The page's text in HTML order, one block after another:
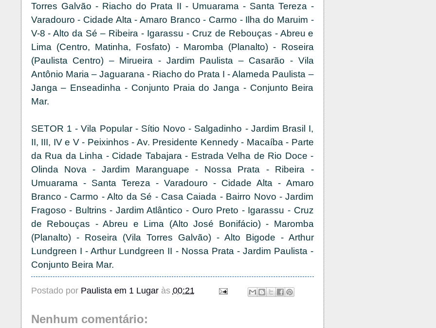
Torres Galvão - Riacho do Prata II - Umuarama - Santa Tereza -
Varadouro - Cidade Alta - Amaro Branco - Carmo - Ilha do Maruim -
V-8 - Alto da Sé – Ribeira - Igarassu - Cruz de Rebouças - Abreu e
Lima (Centro, Matinha, Fosfato) - Maromba (Planalto) - Roseira
(Paulista Centro) – Mirueira - Jardim Paulista – Casarão - Vila
Antônio Maria – Jaguarana - Riacho do Prata I - Alameda Paulista –
Janga – Enseadinha - Conjunto Praia do Janga - Conjunto Beira
Mar.
SETOR 1 - Vila Popular - Sítio Novo - Salgadinho - Jardim Brasil I,
II, III, IV e V - Peixinhos - Av. Presidente Kennedy - Macaíba - Parte
da Rua da Linha - Cidade Tabajara - Estrada Velha de Rio Doce -
Olinda Nova - Jardim Maranguape - Nossa Prata - Ribeira -
Umuarama - Santa Tereza - Varadouro - Cidade Alta - Amaro
Branco - Carmo - Alto da Sé - Casa Caiada - Bairro Novo - Jardim
Fragoso - Bultrins - Jardim Atlântico - Ouro Preto - Igarassu - Cruz
de Rebouças - Abreu e Lima (Alto José Bonifácio) - Maromba
(Planalto) - Roseira (Vila Torres Galvão) - Alto Bigode - Arthur
Lundgreen I - Arthur Lundgreen II - Nossa Prata - Jardim Paulista -
Conjunto Beira Mar.
Postado por Paulista em 1 Lugar às 00:21
Nenhum comentário: